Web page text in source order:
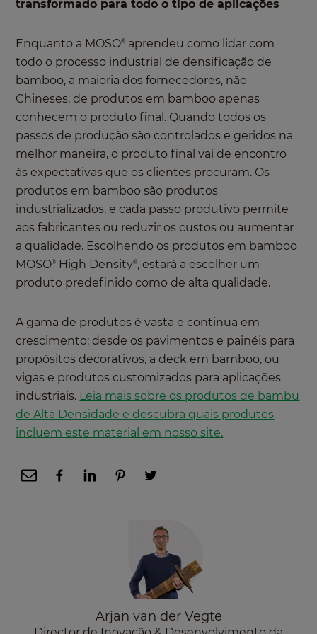
transformado para todo o tipo de aplicações
Enquanto a MOSO® aprendeu como lidar com
todo o processo industrial de densificação de
bamboo, a maioria dos fornecedores, não
Chineses, de produtos em bamboo apenas
conhecem o produto final. Quando todos os
passos de produção são controlados e geridos na
melhor maneira, o produto final vai de encontro
às expectativas que os clientes procuram. Os
produtos em bamboo são produtos
industrializados, e cada passo produtivo permite
aos fabricantes ou reduzir os custos ou aumentar
a qualidade. Escolhendo os produtos em bamboo
MOSO® High Density®, estará a escolher um
produto predefinido como de alta qualidade.
A gama de produtos é vasta e continua em
crescimento: desde os pavimentos e painéis para
propósitos decorativos, a deck em bamboo, ou
vigas e produtos customizados para aplicações
industriais. Leia mais sobre os produtos de bambu
de Alta Densidade e descubra quais produtos
incluem este material em nosso site.
Arjan van der Vegte